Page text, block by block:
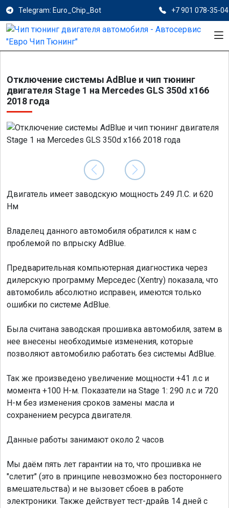
Telegram: Euro_Chip_Bot +7 901 078-35-04
Отключение системы AdBlue и чип тюнинг
двигателя Stage 1 на Mercedes GLS 350d x166
2018 года
Двигатель имеет заводскую мощность 249 Л.С. и 620
Нм
Владелец данного автомобиля обратился к нам c
проблемой по впрыску AdBlue.
Предварительная компьютерная диагностика через
дилерскую программу Мерседес (Xentry) показала, что
автомобиль абсолютно исправен, имеются только
ошибки по системе AdBlue.
Была считана заводская прошивка автомобиля, затем в
нее внесены необходимые изменения, которые
позволяют автомобилю работать без системы AdBlue.
Так же произведено увеличение мощности +41 л.с и
момента +100 Н-м. Показатели на Stage 1: 290 л.с и 720
Н-м без изменения сроков замены масла и
сохранением ресурса двигателя.
Данные работы занимают около 2 часов
Мы даём пять лет гарантии на то, что прошивка не
"слетит" (это в принципе невозможно без постороннего
вмешательства) и не вызовет сбоев в работе
электроники. Также действует тест-драйв 14 дней с